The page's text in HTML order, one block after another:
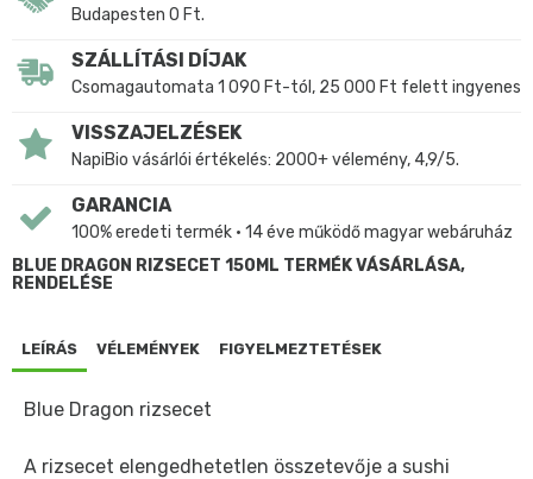
Budapesten 0 Ft.
SZÁLLÍTÁSI DÍJAK
Csomagautomata 1 090 Ft-tól, 25 000 Ft felett ingyenes
VISSZAJELZÉSEK
NapiBio vásárlói értékelés: 2000+ vélemény, 4,9/5.
GARANCIA
100% eredeti termék • 14 éve működő magyar webáruház
BLUE DRAGON RIZSECET 150ML TERMÉK VÁSÁRLÁSA,
RENDELÉSE
LEÍRÁS VÉLEMÉNYEK FIGYELMEZTETÉSEK
Blue Dragon rizsecet
A rizsecet elengedhetetlen összetevője a sushi